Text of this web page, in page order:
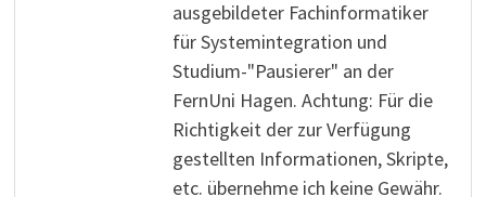
ausgebildeter Fachinformatiker
für Systemintegration und
Studium-"Pausierer" an der
FernUni Hagen. Achtung: Für die
Richtigkeit der zur Verfügung
gestellten Informationen, Skripte,
etc. übernehme ich keine Gewähr.